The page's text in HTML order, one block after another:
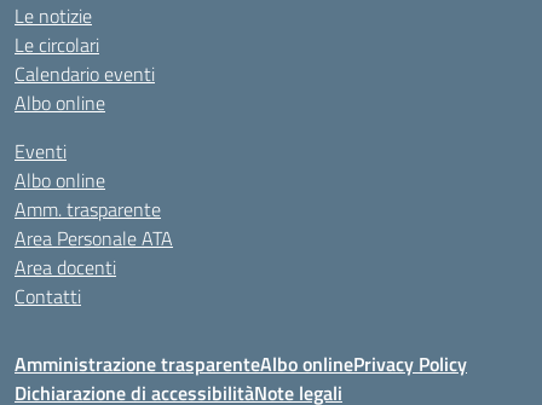
Le notizie
Le circolari
Calendario eventi
Albo online
Eventi
Albo online
Amm. trasparente
Area Personale ATA
Area docenti
Contatti
Amministrazione trasparenteAlbo onlinePrivacy Policy
Dichiarazione di accessibilitàNote legali